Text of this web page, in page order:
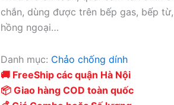
chắn, dùng được trên bếp gas, bếp
hồng ngoại…
Danh mục: Chảo chống dính
🚚 FreeShip các quận Hà Nội
📦 Giao hàng COD toàn quốc